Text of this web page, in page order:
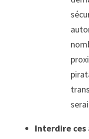
Interdire ces